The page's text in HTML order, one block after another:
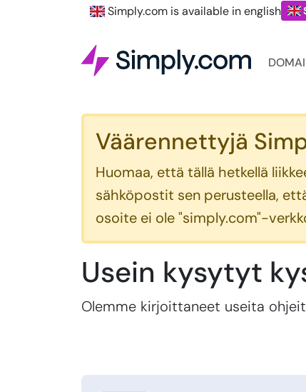
Simply.com is available in english
Väärennettyjä
Huomaa, että tällä hetkellä
sähköpostit sen perusteella,
osoite ei ole "simply.com"-
Usein kysytyt
Olemme kirjoittaneet useita